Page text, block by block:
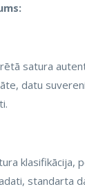
satura
datu
klasifikācija,
standarta